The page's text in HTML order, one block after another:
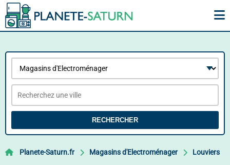
RECHERCHER
Planete-Saturn.fr Magasins d'Electroménager Louviers